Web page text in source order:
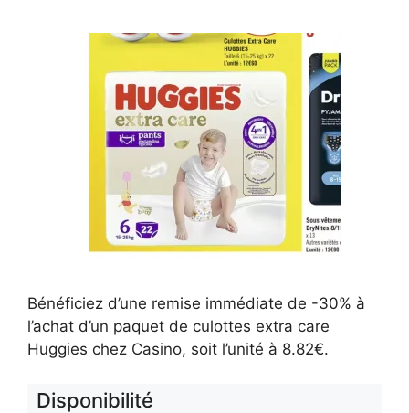
Bénéficiez d’une remise immédiate de -30% à
l’achat d’un paquet de culottes extra care
Huggies chez Casino, soit l’unité à 8.82€.
Disponibilité